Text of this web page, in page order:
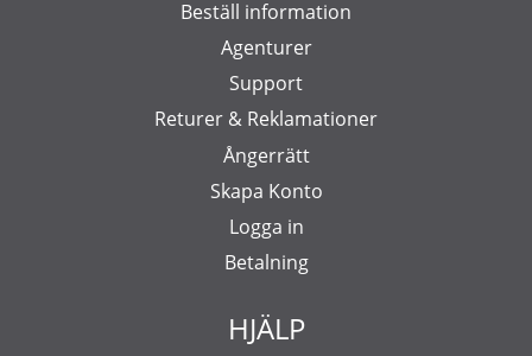
Beställ information
Agenturer
Support
Returer & Reklamationer
Ångerrätt
Skapa Konto
Logga in
Betalning
HJÄLP